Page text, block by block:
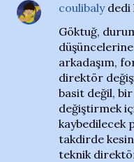
coulibalydedi
Göktuğ,
arkadaşım,
direktör
basit değil,
değiştirmek
kaybedilecek
takdirde
teknik